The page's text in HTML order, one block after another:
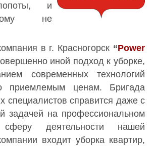
и
не
в г. Красногорск “Power
иной подход к уборке,
современных технологий
приемлемым ценам. Бригада
специалистов справится даже с
задачей на профессиональном
деятельности нашей
входит уборка квартир,